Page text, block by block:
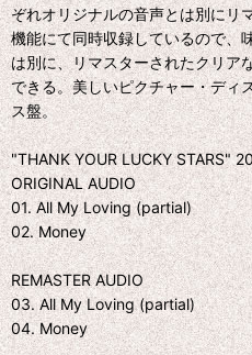
ぞれオリジナルの音声とは別にリ
機能にて同時収録しているので、
は別に、リマスターされたクリア
できる。美しいピクチャー・ディ
ス盤。
"THANK YOUR LUCKY STARS"
ORIGINAL AUDIO
01. All My Loving (partial)
02. Money
REMASTER AUDIO
03. All My Loving (partial)
04. Money